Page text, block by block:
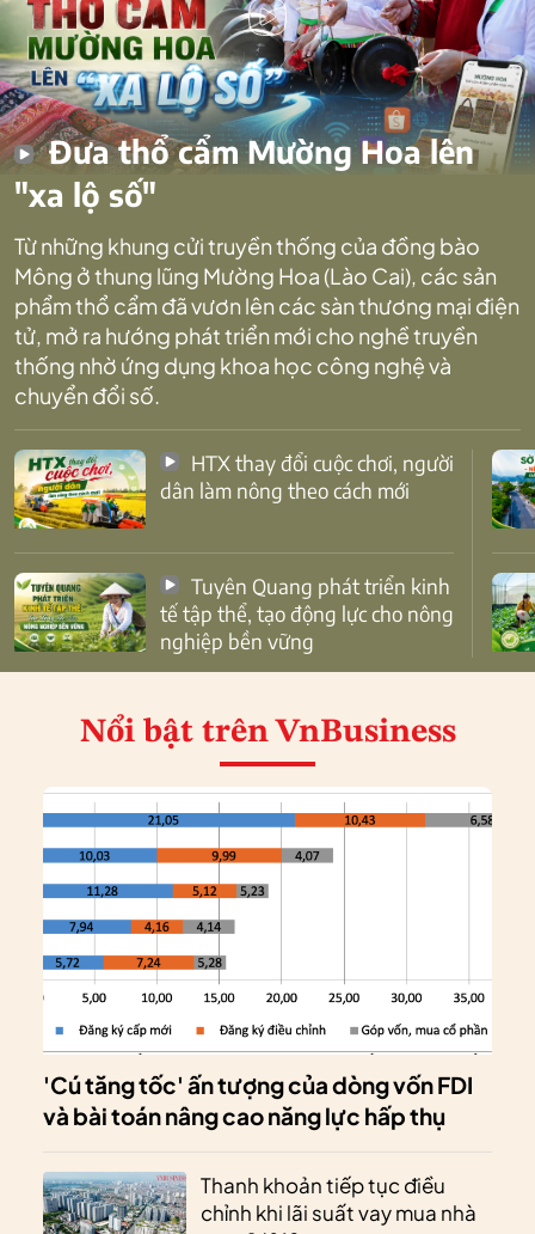
Đưa thổ cẩm Mường Hoa lên
"xa lộ số"
Từ những khung cửi truyền thống của đồng bào
Mông ở thung lũng Mường Hoa (Lào Cai), các sản
phẩm thổ cẩm đã vươn lên các sàn thương mại điện
tử, mở ra hướng phát triển mới cho nghề truyền
thống nhờ ứng dụng khoa học công nghệ và
chuyển đổi số.
dân làm nông theo cách mới
tế tập thể, tạo động lực cho nông
nghiệp bền vững
Nổi bật trên VnBusiness
'Cú tăng tốc' ấn tượng của dòng vốn FDI
và bài toán nâng cao năng lực hấp thụ
Thanh khoản tiếp tục điều
chỉnh khi lãi suất vay mua nhà